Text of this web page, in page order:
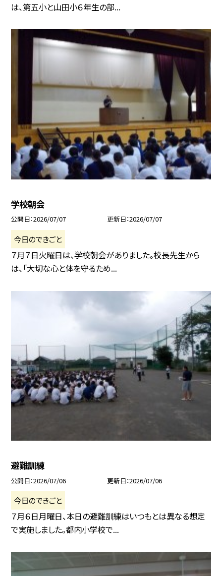
は、第五小と山田小６年生の部...
学校朝会
公開日 2026/07/07 更新日 2026/07/07
今日のできごと
７月７日火曜日は、学校朝会がありました。校長先生から
は、「大切な心と体を守るため...
避難訓練
公開日 2026/07/06 更新日 2026/07/06
今日のできごと
７月６日月曜日、本日の避難訓練はいつもとは異なる想定
で実施しました。都内小学校で...